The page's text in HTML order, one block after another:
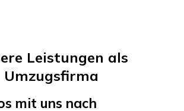
Leistungen als
Umzugsfirma
mit uns nach